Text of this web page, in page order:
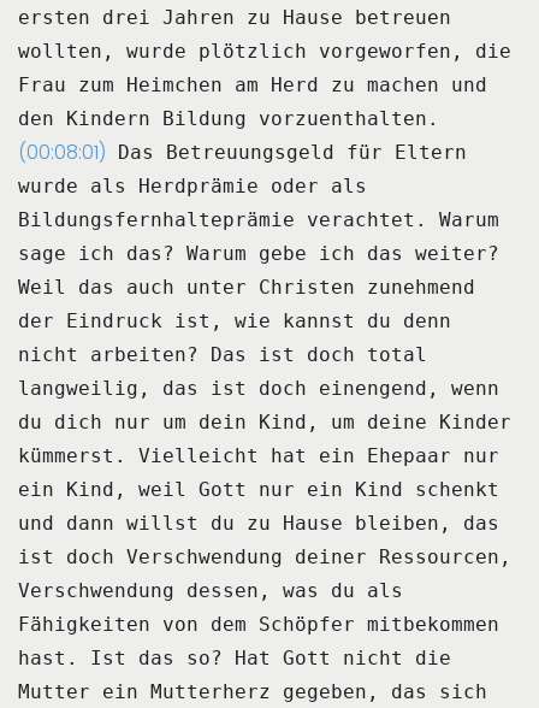
ersten drei Jahren zu Hause betreuen
wollten, wurde plötzlich
vorgeworfen, die
Frau zum Heimchen am Herd zu machen und
den Kindern Bildung vorzuenthalten.
(00:08:01)
Das Betreuungsgeld für Eltern
wurde als Herdprämie oder als
Bildungsfernhalteprämie verachtet.
Warum
sage ich das?
Warum gebe ich das weiter?
Weil das auch unter Christen zunehmend
der Eindruck ist, wie kannst du denn
nicht arbeiten?
Das ist doch total
langweilig, das ist doch einengend, wenn
du dich nur um dein Kind,
um deine Kinder
kümmerst.
Vielleicht hat ein Ehepaar nur
ein Kind, weil Gott nur ein Kind schenkt
und dann willst
du zu Hause bleiben, das
ist doch Verschwendung deiner Ressourcen,
Verschwendung dessen, was
du als
Fähigkeiten von dem Schöpfer mitbekommen
hast.
Ist das so?
Hat Gott nicht die
Mutter ein Mutterherz gegeben, das sich